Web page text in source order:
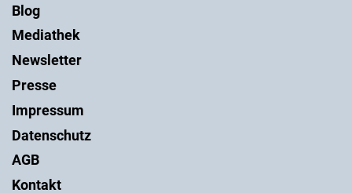
Blog
Mediathek
Newsletter
Presse
Impressum
Datenschutz
AGB
Kontakt